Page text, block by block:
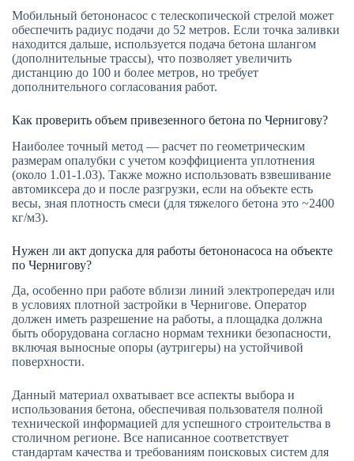
Мобильный бетононасос с телескопической стрелой может
обеспечить радиус подачи до 52 метров. Если точка заливки
находится дальше, используется подача бетона шлангом
(дополнительные трассы), что позволяет увеличить
дистанцию до 100 и более метров, но требует
дополнительного согласования работ.
Как проверить объем привезенного бетона по Чернигову?
Наиболее точный метод — расчет по геометрическим
размерам опалубки с учетом коэффициента уплотнения
(около 1.01-1.03). Также можно использовать взвешивание
автомиксера до и после разгрузки, если на объекте есть
весы, зная плотность смеси (для тяжелого бетона это ~2400
кг/м3).
Нужен ли акт допуска для работы бетононасоса на объекте
по Чернигову?
Да, особенно при работе вблизи линий электропередач или
в условиях плотной застройки в Чернигове. Оператор
должен иметь разрешение на работы, а площадка должна
быть оборудована согласно нормам техники безопасности,
включая выносные опоры (аутригеры) на устойчивой
поверхности.
Данный материал охватывает все аспекты выбора и
использования бетона, обеспечивая пользователя полной
технической информацией для успешного строительства в
столичном регионе. Все написанное соответствует
стандартам качества и требованиям поисковых систем для